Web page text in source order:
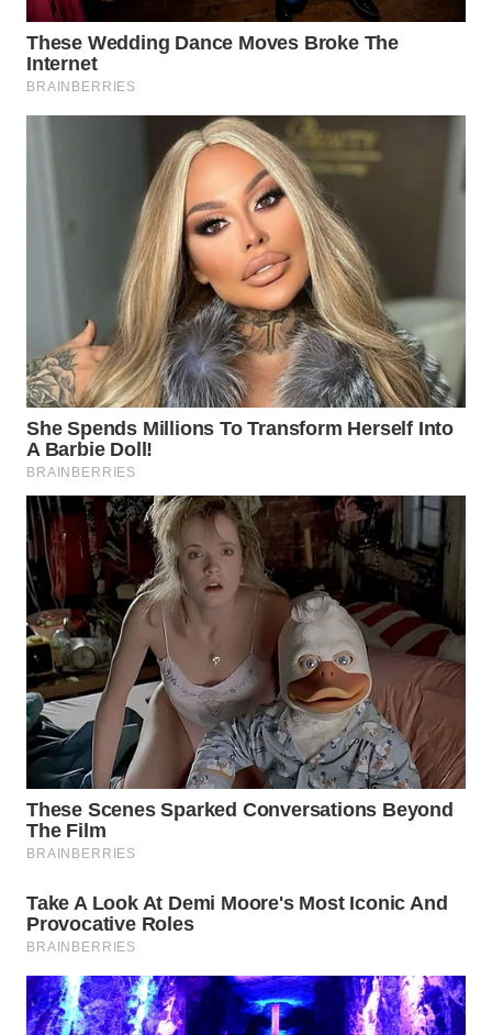
LABUANBAJO
WN
BORNEO
TANI
WAHANA
ADVOKAT
WAHANA
INFRASTRUKTUR
WAHANA
KONSUMEN
WAHANA
LISTRIK
WAHANA
TRAVEL
WAHANA
TV
ID
CO ID